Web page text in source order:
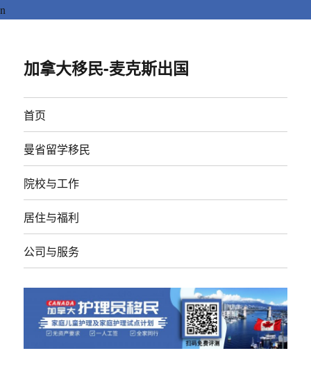
n
加拿大移民-麦克斯出国
首页
曼省留学移民
院校与工作
居住与福利
公司与服务